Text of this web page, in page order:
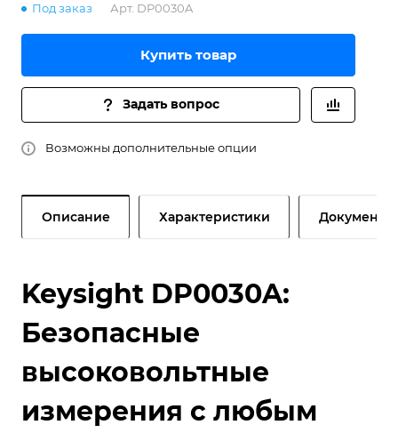
Под заказ Арт. DP0030A
Купить товар
Задать вопрос
Возможны дополнительные опции
Описание Характеристики Документы
Keysight DP0030A:
Безопасные
высоковольтные
измерения с любым